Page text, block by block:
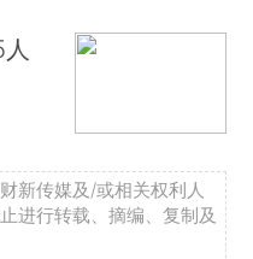
新传媒及/或相关权利人
进行转载、摘编、复制及